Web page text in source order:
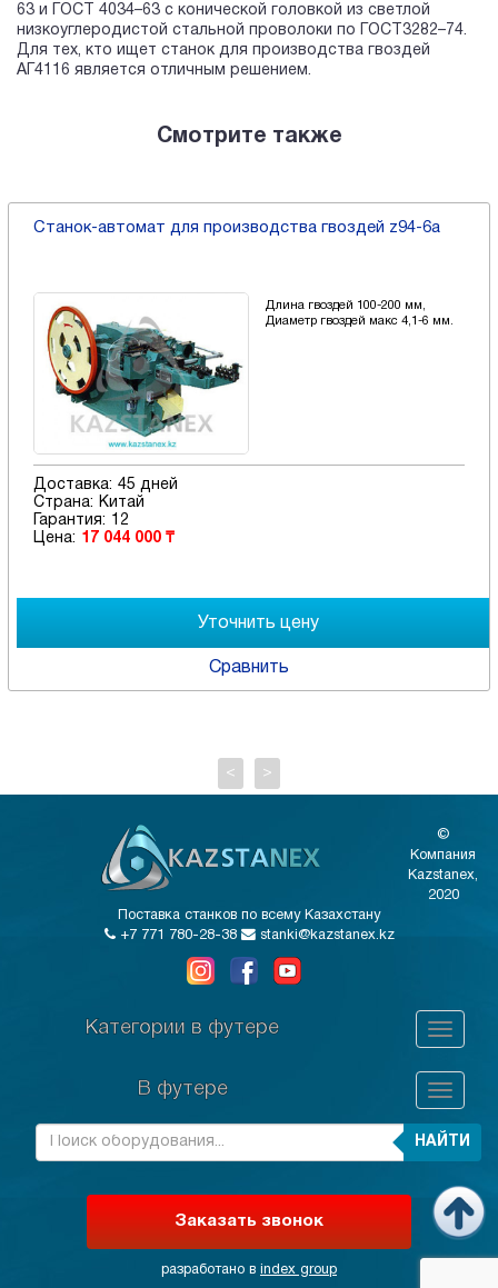
63 и ГОСТ 4034–63 с конической головкой из светлой
низкоуглеродистой стальной проволоки по ГОСТ3282–74.
Для тех, кто ищет станок для производства гвоздей
АГ4116 является отличным решением.
Смотрите также
Станок-автомат для производства гвоздей z94-6a
Длина гвоздей 100-200 мм,
Диаметр гвоздей макс 4,1-6 мм.
Доставка: 45 дней
Страна:
Китай
Гарантия:
12
Цена: 17 044 000 ₸
Сравнить
< >
©
Компания
Kazstanex,
2020
Поставка станков по всему Казахстану
+7 771 780-28-38
stanki@kazstanex.kz
Категории в футере
В футере
НАЙТИ
Заказать звонок
разработано в index group